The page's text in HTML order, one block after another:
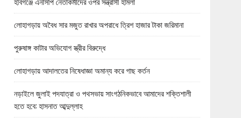
লোহাগড়ায় অবৈধ সার মজুত রাখার অপরাধে ত্রিশ হাজার টাকা জরিমানা
পুরুষাঙ্গ কাটার অভিযোগ স্ত্রীর বিরুদ্ধে
লোহাগড়ায় আদালতের নিষেধাজ্ঞা অমান্য করে গাছ কর্তন
নড়াইলে জুলাই পদযাত্রা ও পথসভায় সাংগঠনিকভাবে আমাদের শক্তিশালী
হতে হবে: হাসনাত আব্দুল্লাহ